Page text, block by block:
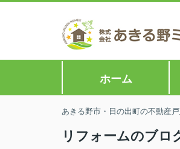
ホーム
あきる野市・日の出町の不動産
リフォームのブロ